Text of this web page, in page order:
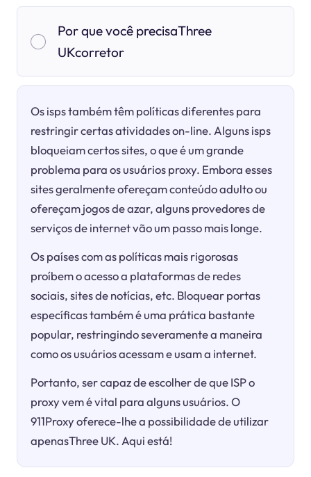
Por que você precisaThree
UKcorretor
Os isps também têm políticas diferentes para
restringir certas atividades on-line. Alguns isps
bloqueiam certos sites, o que é um grande
problema para os usuários proxy. Embora esses
sites geralmente ofereçam conteúdo adulto ou
ofereçam jogos de azar, alguns provedores de
serviços de internet vão um passo mais longe.
Os países com as políticas mais rigorosas
proíbem o acesso a plataformas de redes
sociais, sites de notícias, etc. Bloquear portas
específicas também é uma prática bastante
popular, restringindo severamente a maneira
como os usuários acessam e usam a internet.
Portanto, ser capaz de escolher de que ISP o
proxy vem é vital para alguns usuários. O
911Proxy oferece-lhe a possibilidade de utilizar
apenasThree UK. Aqui está!